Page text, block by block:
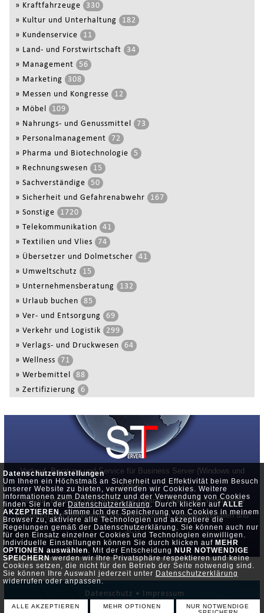
Datenschutzeinstellungen
Um Ihnen ein Höchstmaß an Sicherheit und Effektivität beim Besuch
unserer Website zu bieten, verwenden wir Cookies. Weitere
Informationen zum Datenschutz und der Verwendung von Cookies
finden Sie in derDatenschutzerklärung. Durch klicken aufALLE
AKZEPTIEREN, stimme ich der Speicherung von Cookies in meinem
Browser zu, aktiviere alle Technologien und akzeptiere die
Regelungen gemäß der Datenschutzerklärung. Sie können auch nur
für den Einsatz einzelner Cookies und Technologien einwilligen.
Individuelle Einstellungen können Sie durch klicken auf MEHR
OPTIONEN auswählen. Mit der Entscheidung NUR NOTWENDIGE
SPEICHERNwerden wir Ihre Privatsphäre respektieren und keine
Cookies setzen, die nicht für den Betrieb der Seite notwendig sind.
Sie können Ihre Auswahl jederzeit unter Datenschutzerklärung
widerrufen oder anpassen.
ALLE AKZEPTIEREN MEHR OPTIONEN
NUR NOTWENDIGE
» Kraftfahrzeuge
330
» Kultur und Unterhaltung
182
» Kundenservice
11
» Land- und Forstwirtschaft
34
» Management
56
» Marketing
308
» Messen und Kongresse
12
» Möbel
109
» Nahrungs- und Genussmittel
73
» Personalmanagement
72
» Pharma und Biotechnologie
5
» Rechnungswesen
15
» Sachverständige
50
» Sicherheit und Gefahrenabwehr
167
» Sonstige
1720
» Telekommunikation
41
» Textilien und Vlies
74
» Übersetzer und Dolmetscher
41
» Umweltschutz
15
» Unternehmensberatung
132
» Urlaub buchen
85
» Ver- und Entsorgung
69
» Verkehr und Logistik
299
» Verlags- und Druckwesen
64
» Wellness
71
» Werbemittel
88
» Zertifizierung 6
Verkauf, Beratung und Service für Business Server (Windows und
Linux)
Verkauf, Beratung und Service für Laptop, Tablet und Smartphone
Erstellung und Webhosting von Internetseiten, Werbematerialien und
SEO
Datenschutz • Impressum